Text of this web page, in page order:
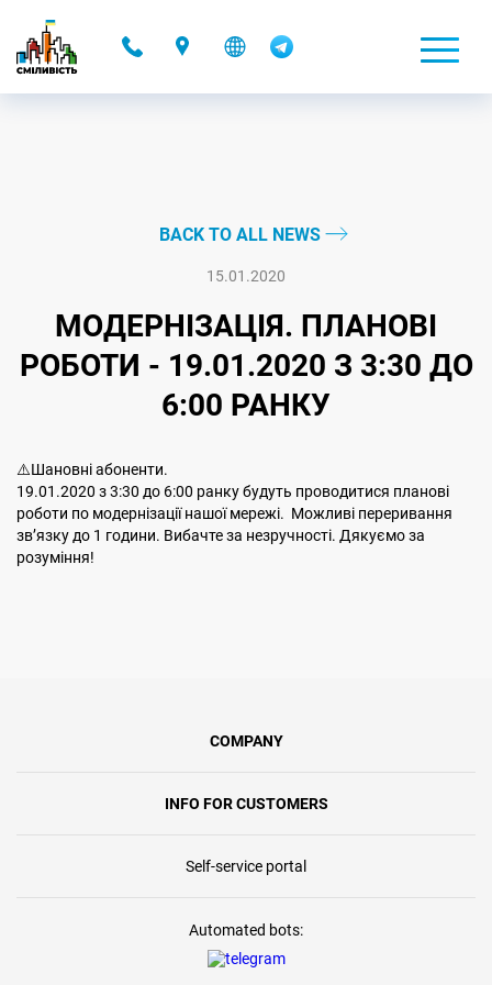
BACK TO ALL NEWS
15.01.2020
МОДЕРНІЗАЦІЯ. ПЛАНОВІ
РОБОТИ - 19.01.2020 З 3:30 ДО
6:00 РАНКУ
⚠️Шановні абоненти.
19.01.2020 з 3:30 до 6:00 ранку будуть проводитися планові
роботи по модернізації нашої мережі. Можливі переривання
звʼязку до 1 години. Вибачте за незручності. Дякуємо за
розуміння!
COMPANY
INFO FOR CUSTOMERS
Self-service portal
Automated bots: